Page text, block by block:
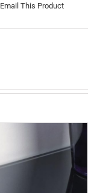
Email This Product